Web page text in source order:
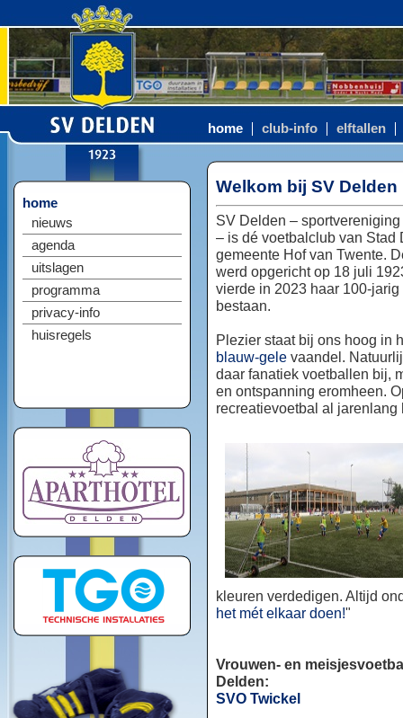
home club-info elftallen
home
nieuws
agenda
uitslagen
programma
privacy-info
huisregels
Welkom bij SV Delden
SV Delden –
– is dé voetbalclub van Stad
gemeente Hof van Twente.
werd opgericht op 18 juli
vierde in 2023 haar 100-jarig
bestaan.
Plezier staat bij ons hoog in
blauw-gele vaandel.
daar fanatiek voetballen bij,
en ontspanning eromheen.
recreatievoetbal al jarenlang
kleuren verdedigen. Altijd
het mét elkaar doen!"
Vrouwen- en
Delden:
SVO Twickel